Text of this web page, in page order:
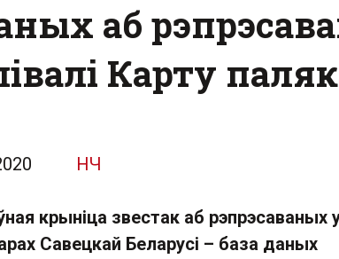
аб
Карту
НЧ
крыніца звестак аб рэпрэсаваных
Савецкай Беларусі – база даных